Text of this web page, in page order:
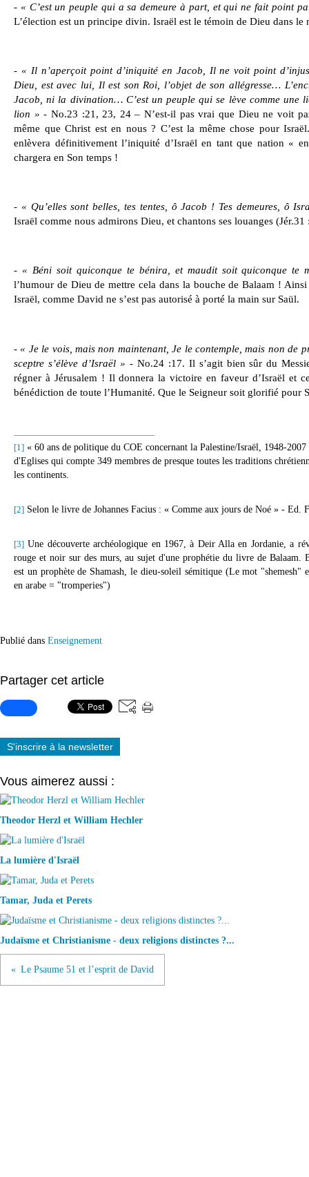
- « C’est un peuple qui a sa demeure à part, et qui ne fait point
L’élection est un principe divin. Israël est le témoin de Dieu dans le
- « Il n’aperçoit point d’iniquité en Jacob, Il ne voit point
Dieu, est avec lui, Il est son Roi, l’objet de son allégresse…
Jacob, ni la divination… C’est un peuple qui se lève comme une
lion » - No.23 :21, 23, 24 – N’est-il pas vrai que Dieu ne voit
même que Christ est en nous ? C’est la même chose pour
enlèvera définitivement l’iniquité d’Israël en tant que nation «
chargera en Son temps !
- « Qu’elles sont belles, tes tentes, ô Jacob ! Tes demeures, ô
Israël comme nous admirons Dieu, et chantons ses louanges (Jér.31
- « Béni soit quiconque te bénira, et maudit soit quiconque te
l’humour de Dieu de mettre cela dans la bouche de Balaam !
Israël, comme David ne s’est pas autorisé à porté la main sur Saül.
- « Je le vois, mais non maintenant, Je le contemple, mais non de
sceptre s’élève d’Israël » - No.24 :17. Il s’agit bien sûr du
régner à Jérusalem ! Il donnera la victoire en faveur d’Israël et
bénédiction de toute l’Humanité. Que le Seigneur soit glorifié pour
[1] « 60 ans de politique du COE concernant la Palestine/Israël, 1948-
d'Eglises qui compte 349 membres de presque toutes les traditions
les continents.
[2] Selon le livre de Johannes Facius : « Comme aux jours de Noé » - Ed.
[3] Une découverte archéologique en 1967, à Deir Alla en Jordanie, a
rouge et noir sur des murs, au sujet d'une prophétie du livre de Balaam.
est un prophète de Shamash, le dieu-soleil sémitique (Le mot "shemesh"
en arabe = "tromperies")
Publié dans Enseignement
Partager cet article
S'inscrire à la newsletter
Vous aimerez aussi :
Theodor Herzl et William Hechler
La lumière d'Israël
Tamar, Juda et Perets
Judaïsme et Christianisme - deux religions distinctes ?...
Le Psaume 51 et l’esprit de David